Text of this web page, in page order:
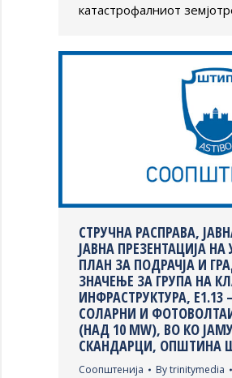
катастрофалниот
СТРУЧНА РАСПРАВА,
ЈАВНА ПРЕЗЕНТАЦИЈА
ПЛАН ЗА ПОДРАЧЈА И
ЗНАЧЕЊЕ ЗА ГРУПА НА
ИНФРАСТРУКТУРА,
СОЛАРНИ И
(НАД 10 МW), ВО КО
СКАНДАРЦИ, ОПШТИНА
Соопштенија Bytrinitymedia